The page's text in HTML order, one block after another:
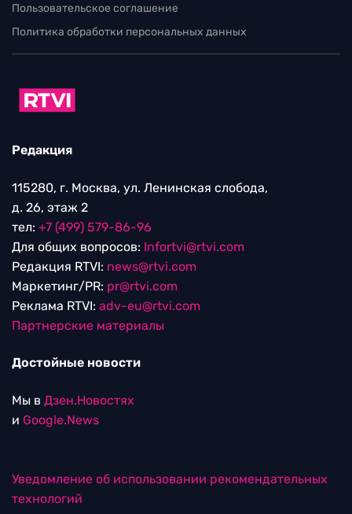
Пользовательское соглашение
Политика обработки персональных данных
Редакция
115280, г. Москва, ул. Ленинская слобода,
д. 26, этаж 2
тел: +7 (499) 579-86-96
Для общих вопросов: Infortvi@rtvi.com
Редакция RTVI: news@rtvi.com
Маркетинг/PR: pr@rtvi.com
Реклама RTVI: adv-eu@rtvi.com
Партнерские материалы
Достойные новости
Мы в Дзен.Новостях
и Google.News
Уведомление об использовании рекомендательных
технологий